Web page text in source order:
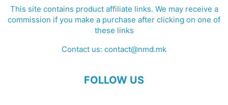
This site contains product affiliate links. We may receive a
commission if you make a purchase after clicking on one of
these links
Contact us: contact@nmd.mk
FOLLOW US